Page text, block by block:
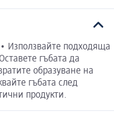
Използвайте подходяща
гъбата да
образуване на
гъбата след
продукти.